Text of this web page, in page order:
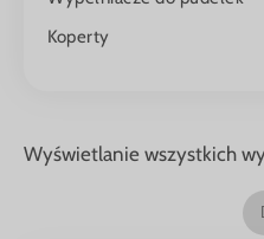
Koperty
Wyświetlanie wszystkich